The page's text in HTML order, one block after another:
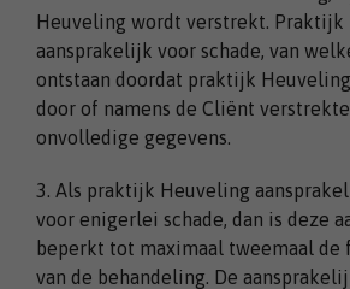
Heuveling wordt verstrekt. Praktijk
aansprakelijk voor schade, van
ontstaan doordat praktijk
door of namens de Cliënt
onvolledige gegevens.
3. Als praktijk Heuveling
voor enigerlei schade, dan is deze
beperkt tot maximaal tweemaal de
van de behandeling. De